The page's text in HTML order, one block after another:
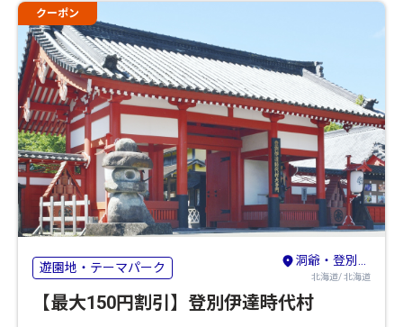
クーポン
遊園地・テーマパーク 洞爺・登別・苫小牧・室蘭
北海道/ 北海道
【最大150円割引】登別伊達時代村